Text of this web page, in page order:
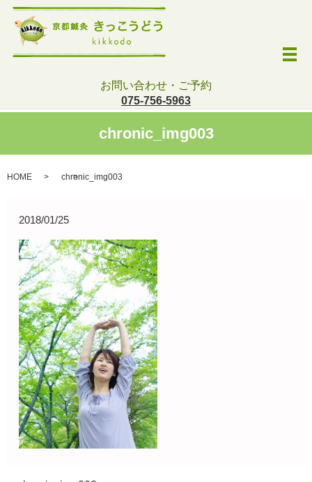
お問い合わせ・ご予約
075-756-5963
メ
chronic_img003
HOME chronic_img003
2018/01/25